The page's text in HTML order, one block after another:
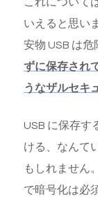
いえると思い
安物 USB は危
ずに保存され
うなザルセキ
USB に保存す
ける、なんて
もしれません
で暗号化は必